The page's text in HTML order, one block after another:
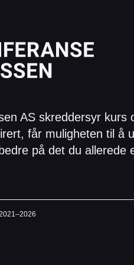
AS skreddersyr kurs
får muligheten til å
på det du allerede
2026